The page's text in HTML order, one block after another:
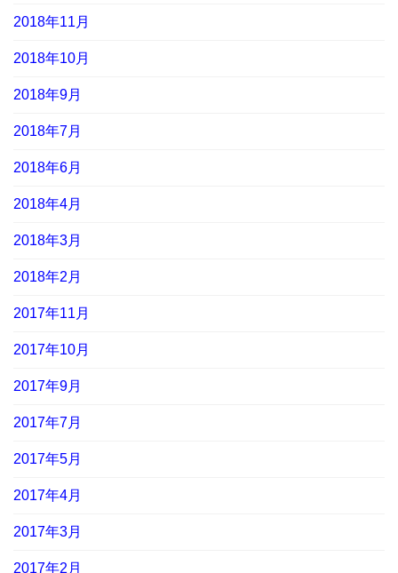
2018年11月
2018年10月
2018年9月
2018年7月
2018年6月
2018年4月
2018年3月
2018年2月
2017年11月
2017年10月
2017年9月
2017年7月
2017年5月
2017年4月
2017年3月
2017年2月